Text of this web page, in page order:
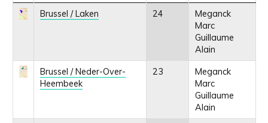
Brussel / Laken
24
Meganck
Marc
Guillaume
Alain
Brussel / Neder-Over-
Heembeek
23
Meganck
Marc
Guillaume
Alain